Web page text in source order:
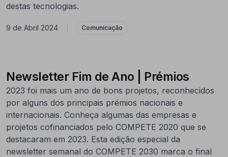
destas tecnologias.
9 de Abril 2024 Comunicação
Newsletter Fim de Ano | Prémios
2023 foi mais um ano de bons projetos, reconhecidos
por alguns dos principais prémios nacionais e
internacionais. Conheça algumas das empresas e
projetos cofinanciados pelo COMPETE 2020 que se
destacaram em 2023. Esta edição especial da
newsletter semanal do COMPETE 2030 marca o final